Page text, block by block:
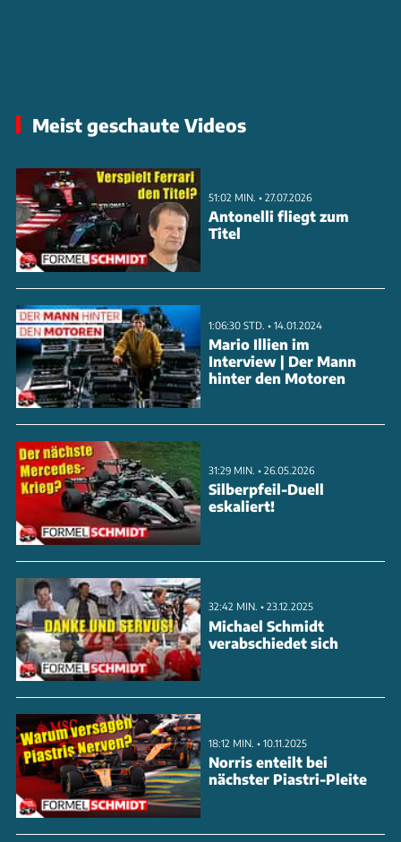
Meist geschaute Videos
51:02 MIN. • 27.07.2026
Antonelli fliegt zum
Titel
1:06:30 STD. • 14.01.2024
Mario Illien im
Interview | Der Mann
hinter den Motoren
31:29 MIN. • 26.05.2026
Silberpfeil-Duell
eskaliert!
32:42 MIN. • 23.12.2025
Michael Schmidt
verabschiedet sich
18:12 MIN. • 10.11.2025
Norris enteilt bei
nächster Piastri-Pleite